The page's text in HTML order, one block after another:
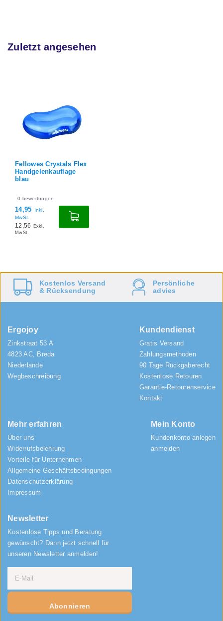
Zuletzt angesehen
Fellowes Crystals Flex
Handgelenkauflage
blau
0 bewertungen
14,95
Inkl.
MwSt.
12,56
Exkl.
MwSt.
Kostenlos Versand
& Rücksendung
Persönliche
advies
Ergojoy
Zinkstraat 53 A
4823 AC, Breda
Niederlande
Wegbeschreibung
Kundendienst
Gratis Versand
Zahlungsmethoden
90 Tage Rückgaberecht
Kostenlose Retouren
Garantie-Retourenservice
Kontakt
Mehr erfahren
Über uns
Widerrufsbelehrung
Vorteile für Unternehmen
Allgemeine Geschäftsbedingungen
Datenschutzerklärung
Impressum
Mein Konto
Kundenkonto anlegen
anmelden
Newsletter
Kostenlose Tipps und Beratung
gewünscht? Dann jetzt schnell für
unseren Newsletter anmelden!
Abonnieren